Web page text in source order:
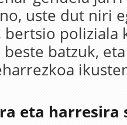
uste dut niri
bertsio poliziala
batzuk,
eta harresira